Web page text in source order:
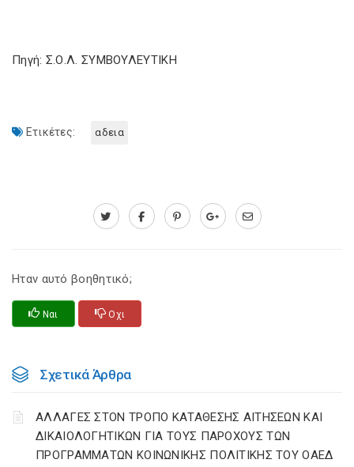
Πηγή: Σ.Ο.Λ. ΣΥΜΒΟΥΛΕΥΤΙΚΗ
Ετικέτες: αδεια
Ηταν αυτό βοηθητικό;
Ναι Οχι
Σχετικά Άρθρα
ΑΛΛΑΓΕΣ ΣΤΟΝ ΤΡΟΠΟ ΚΑΤΑΘΕΣΗΣ ΑΙΤΗΣΕΩΝ ΚΑΙ
ΔΙΚΑΙΟΛΟΓΗΤΙΚΩΝ ΓΙΑ ΤΟΥΣ ΠΑΡΟΧΟΥΣ ΤΩΝ
ΠΡΟΓΡΑΜΜΑΤΩΝ ΚΟΙΝΩΝΙΚΗΣ ΠΟΛΙΤΙΚΗΣ ΤΟΥ ΟΑΕΔ